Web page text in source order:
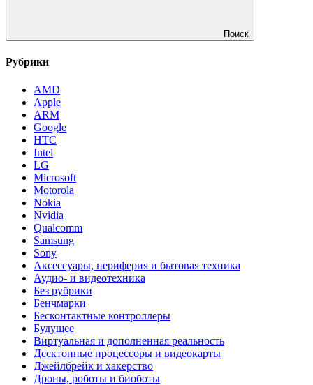
Поиск
Рубрики
AMD
Apple
ARM
Google
HTC
Intel
LG
Microsoft
Motorola
Nokia
Nvidia
Qualcomm
Samsung
Sony
Аксессуары, периферия и бытовая техника
Аудио- и видеотехника
Без рубрики
Бенчмарки
Бесконтактные контроллеры
Будущее
Виртуальная и дополненная реальность
Десктопные процессоры и видеокарты
Джейлбрейк и хакерство
Дроны, роботы и биоботы